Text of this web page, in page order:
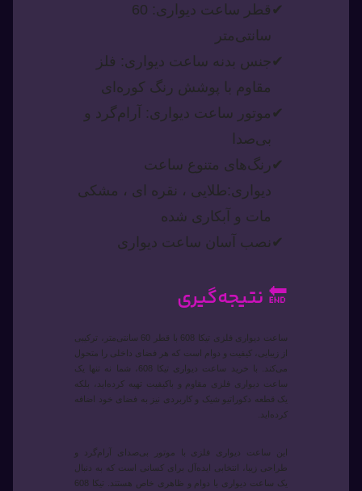
قطر ساعت دیواری: 60
سانتی‌متر
جنس بدنه ساعت دیواری: فلز
مقاوم با پوشش رنگ کوره‌ای
موتور ساعت دیواری: آرام‌گرد و
بی‌صدا
رنگ‌های متنوع ساعت
دیواری:طلایی ، نقره ای ، مشکی
مات و آبکاری شده
نصب آسان ساعت دیواری
🔚 نتیجه‌گیری
ساعت دیواری فلزی تیکا 608 با قطر 60 سانتی‌متر، ترکیبی
از زیبایی، کیفیت و دوام است که هر فضای داخلی را متحول
می‌کند. با خرید ساعت دیواری تیکا 608، شما نه تنها یک
ساعت دیواری فلزی مقاوم و باکیفیت تهیه کرده‌اید، بلکه
یک قطعه دکوراتیو شیک و کاربردی نیز به فضای خود اضافه
کرده‌اید.
این ساعت دیواری فلزی با موتور بی‌صدای آرام‌گرد و
طراحی زیبا، انتخابی ایده‌آل برای کسانی است که به دنبال
یک ساعت دیواری با دوام و ظاهری خاص هستند. تیکا 608